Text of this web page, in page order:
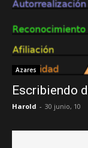
Azares
Escribiendo
Harold - 30 junio, 10